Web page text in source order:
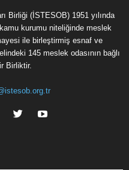
Birliği (İSTESOB) 1951 yılında
kurumu niteliğinde meslek
ile birleştirmiş esnaf ve
145 meslek odasının bağlı
Birliktir.